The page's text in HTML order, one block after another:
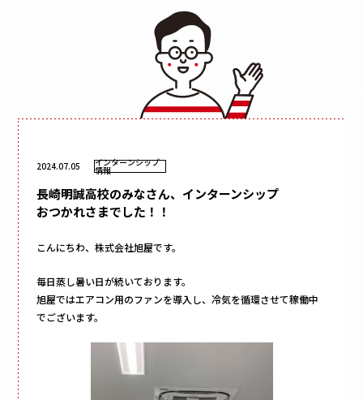
ジュエリー
雑貨
フラワー
ウェディング・ブライダル
ギフト
アクセサリー
コスメ
アパレル
食品
フルーツ
お酒
お茶
ステイショナリー
保管箱
ゲーム
形状 で探す
角箱
インロー式
丁番型
マウント型
多角形
家型
材質
紙
サテン
レザー
合成
ベロア
スエード
クリアケース
プラスチック
木箱
お知らせ
お問い合わせ
会社概要
採用情報
095-882-1230
お電話受付時間／月〜金曜9:00〜17:30 （土日祝を除く）
2024.07.05 インターンシップ
情報
こんにちわ、株式会社旭屋です。
毎日蒸し暑い日が続いております。
旭屋ではエアコン用のファンを導入し、冷気を循環させて稼働中
でございます。